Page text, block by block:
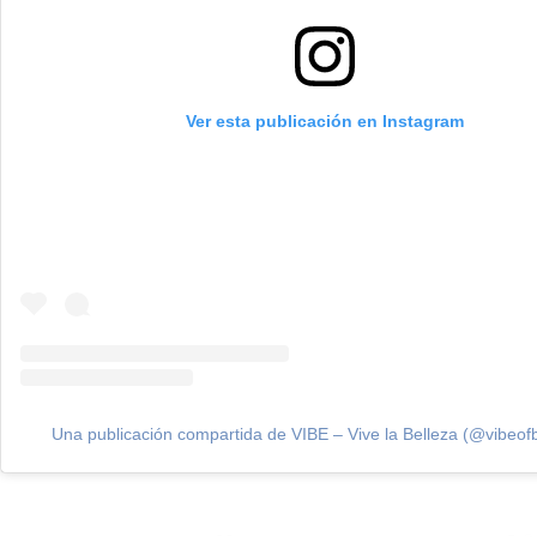
Ver esta publicación en Instagram
Una publicación compartida de VIBE – Vive la Belleza